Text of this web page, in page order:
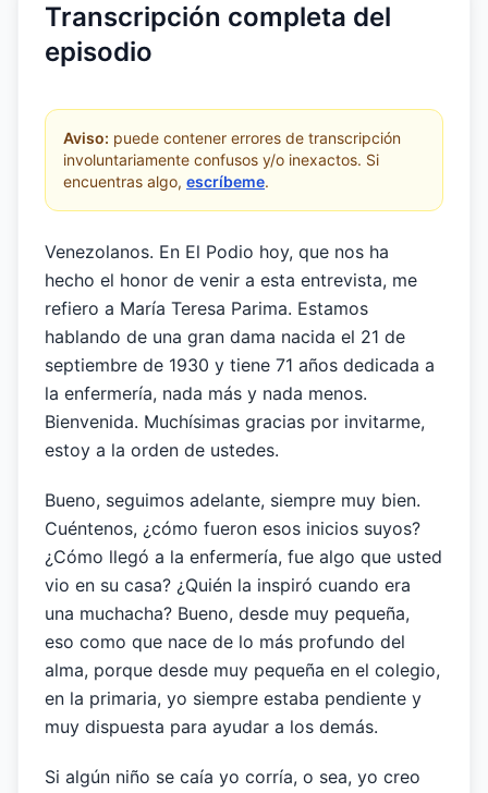
Transcripción completa del
episodio
Aviso: puede contener errores de transcripción
involuntariamente confusos y/o inexactos. Si
encuentras algo, escríbeme.
Venezolanos. En El Podio hoy, que nos ha
hecho el honor de venir a esta entrevista, me
refiero a María Teresa Parima. Estamos
hablando de una gran dama nacida el 21 de
septiembre de 1930 y tiene 71 años dedicada a
la enfermería, nada más y nada menos.
Bienvenida. Muchísimas gracias por invitarme,
estoy a la orden de ustedes.
Bueno, seguimos adelante, siempre muy bien.
Cuéntenos, ¿cómo fueron esos inicios suyos?
¿Cómo llegó a la enfermería, fue algo que usted
vio en su casa? ¿Quién la inspiró cuando era
una muchacha? Bueno, desde muy pequeña,
eso como que nace de lo más profundo del
alma, porque desde muy pequeña en el colegio,
en la primaria, yo siempre estaba pendiente y
muy dispuesta para ayudar a los demás.
Si algún niño se caía yo corría, o sea, yo creo